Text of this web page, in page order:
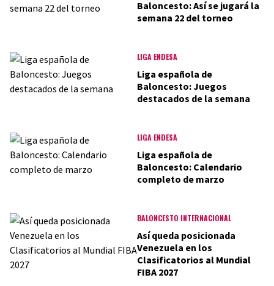
Baloncesto: Así se jugará la
semana 22 del torneo
LIGA ENDESA
Liga española de
Baloncesto: Juegos
destacados de la semana
LIGA ENDESA
Liga española de
Baloncesto: Calendario
completo de marzo
BALONCESTO INTERNACIONAL
Así queda posicionada
Venezuela en los
Clasificatorios al Mundial
FIBA 2027